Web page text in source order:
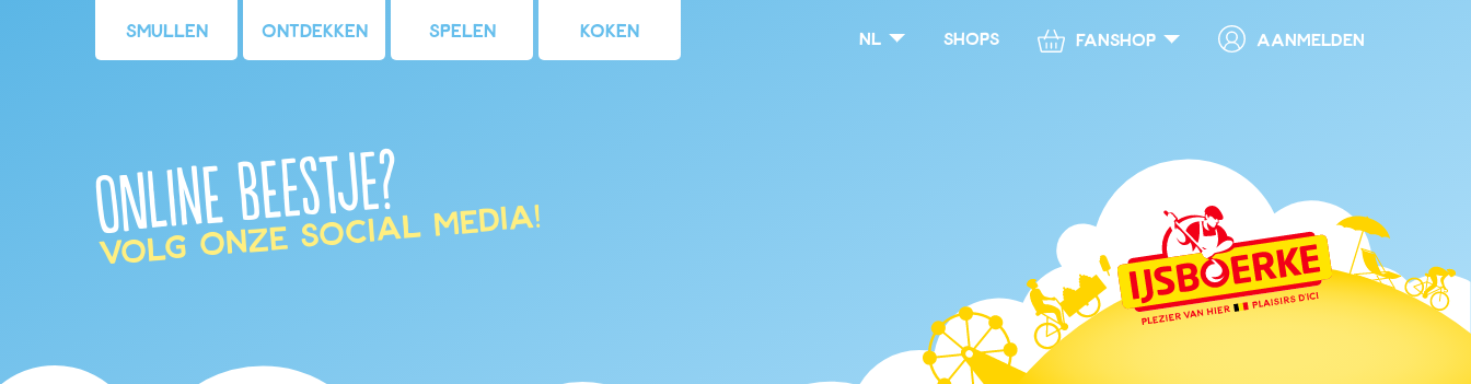
Smullen Ontdekken Spelen Koken nl Shops Fanshop Aanmelden
Online beestje?
Volg onze social media!